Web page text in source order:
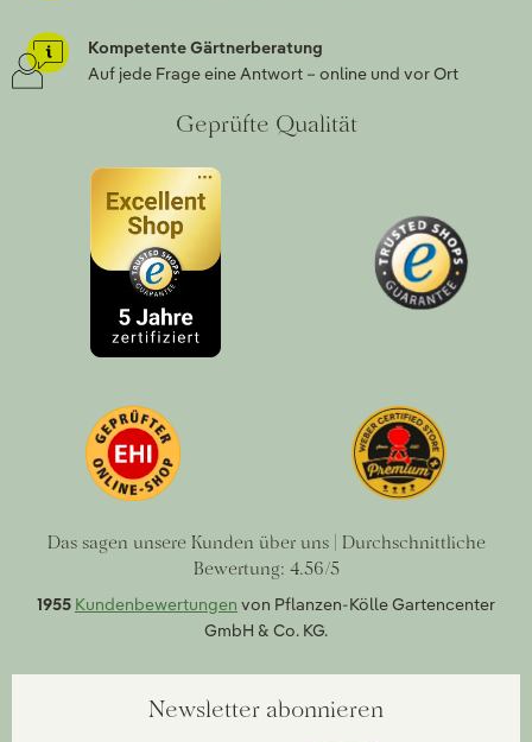
Kompetente Gärtnerberatung
Auf jede Frage eine Antwort – online und vor Ort
Geprüfte Qualität
Das sagen unsere Kunden über uns | Durchschnittliche
Bewertung: 4.56/5
1955 Kundenbewertungen von Pflanzen-Kölle Gartencenter
GmbH & Co. KG.
Newsletter abonnieren